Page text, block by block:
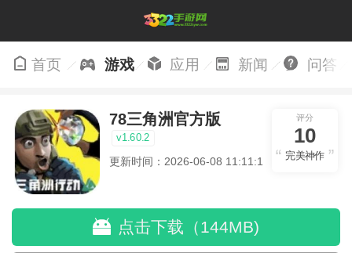
首页 游戏 应用 新闻 问答
78三角洲官方版
v1.60.2
更新时间：2026-06-08 11:11:16
评分
10
完美神作
点击下载（144MB)